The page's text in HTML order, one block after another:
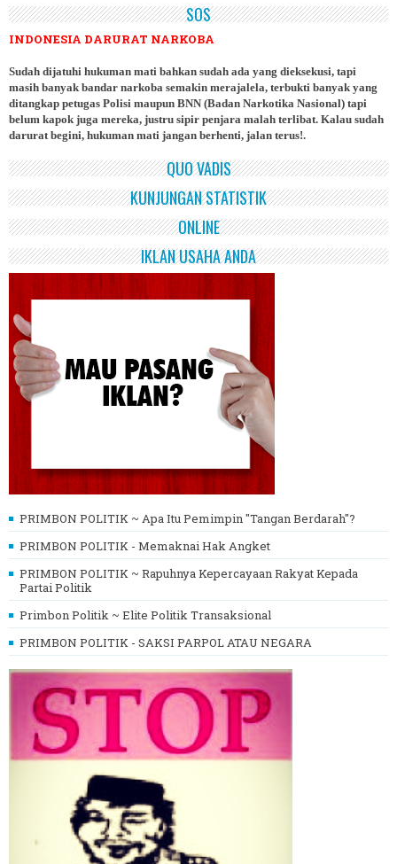
SOS
INDONESIA DARURAT NARKOBA
Sudah dijatuhi hukuman mati bahkan sudah ada yang dieksekusi, tapi
masih banyak bandar narkoba semakin merajalela, terbukti banyak yang
ditangkap petugas Polisi maupun BNN (Badan Narkotika Nasional) tapi
belum kapok juga mereka, justru sipir penjara malah terlibat. Kalau sudah
darurat begini, hukuman mati jangan berhenti, jalan terus!.
QUO VADIS
KUNJUNGAN STATISTIK
ONLINE
IKLAN USAHA ANDA
PRIMBON POLITIK ~ Apa Itu Pemimpin "Tangan Berdarah"?
PRIMBON POLITIK - Memaknai Hak Angket
PRIMBON POLITIK ~ Rapuhnya Kepercayaan Rakyat Kepada
Partai Politik
Primbon Politik ~ Elite Politik Transaksional
PRIMBON POLITIK - SAKSI PARPOL ATAU NEGARA